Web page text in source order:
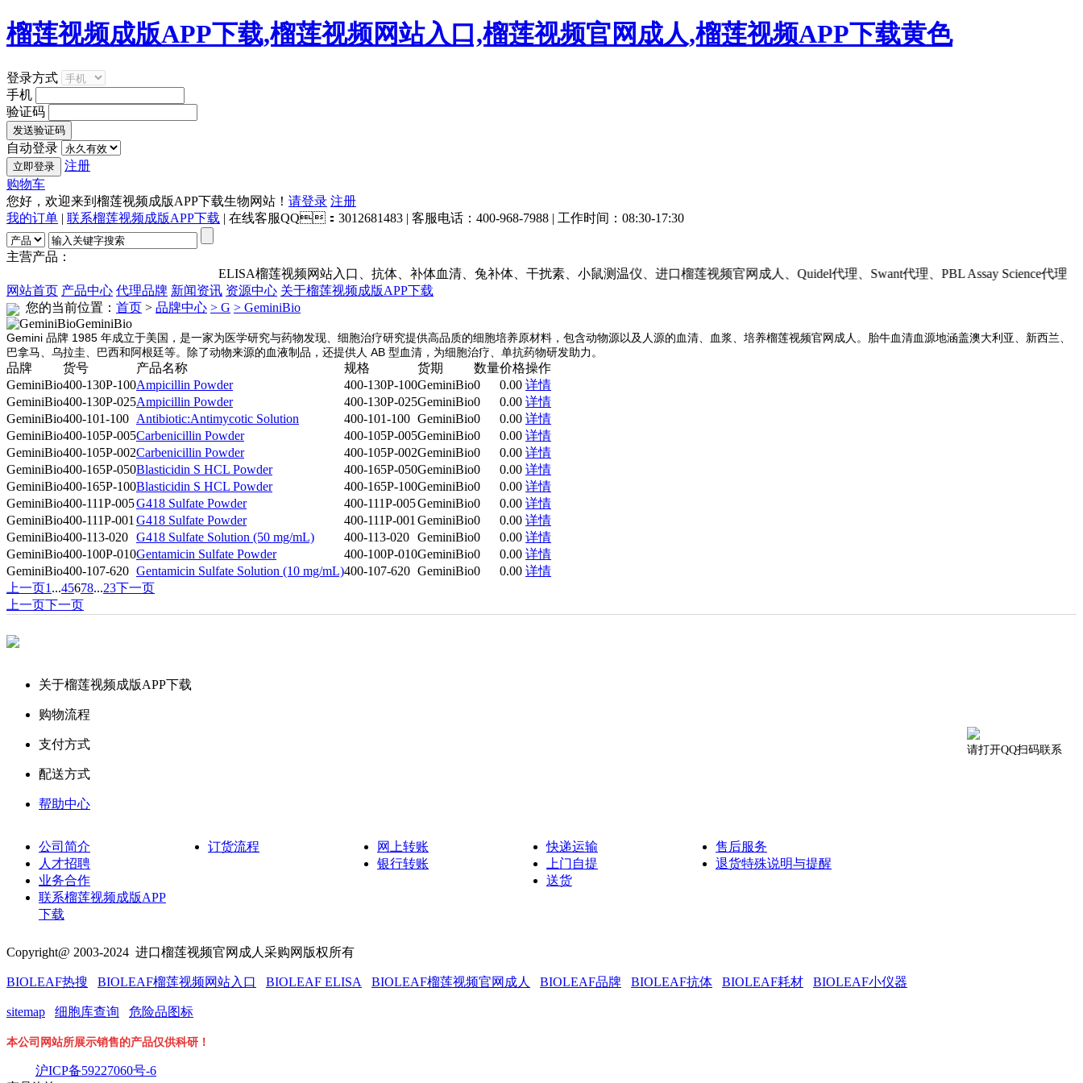
榴莲视频成版APP下载,榴莲视频网站入口,榴莲视频官网成人,榴莲视频APP下载黄色
登录方式
手机
验证码
自动登录
注册
购物车
您好，欢迎来到榴莲视频成版APP下载生物网站！ 请登录 注册
我的订单 | 联系榴莲视频成版APP下载 | 在线客服QQ：3012681483 | 客服电话：400-968-7988 | 工作时间：08:30-17:30
主营产品：
ELISA榴莲视频网站入口、抗体、补体血清、兔补体、干扰素、小鼠测温仪、进口榴莲视频官网成人、Quidel代理、Swant代理、PBL Assay Science代理
网站首页 产品中心 代理品牌 新闻资讯 资源中心 关于榴莲视频成版APP下载
您的当前位置： 首页 > 品牌中心 > G > GeminiBio
GeminiBio
Gemini 品牌 1985 年成立于美国，是一家为医学研究与药物发现、细胞治疗研究提供高品质的细胞培养原材料，包含动物源以及人源的血清、血浆、培养榴莲视频官网成人。胎牛血清血源地涵盖澳大利亚、新西兰、
巴拿马、乌拉圭、巴西和阿根廷等。除了动物来源的血液制品，还提供人 AB 型血清，为细胞治疗、单抗药物研发助力。
品牌 货号 产品名称 规格 货期 数量价格操作
GeminiBio400-130P-100Ampicillin Powder 400-130P-100GeminiBio0 0.00 详情
GeminiBio400-130P-025Ampicillin Powder 400-130P-025GeminiBio0 0.00 详情
GeminiBio400-101-100 Antibiotic:Antimycotic Solution 400-101-100 GeminiBio0 0.00 详情
GeminiBio400-105P-005Carbenicillin Powder 400-105P-005GeminiBio0 0.00 详情
GeminiBio400-105P-002Carbenicillin Powder 400-105P-002GeminiBio0 0.00 详情
GeminiBio400-165P-050Blasticidin S HCL Powder 400-165P-050GeminiBio0 0.00 详情
GeminiBio400-165P-100Blasticidin S HCL Powder 400-165P-100GeminiBio0 0.00 详情
GeminiBio400-111P-005G418 Sulfate Powder 400-111P-005GeminiBio0 0.00 详情
GeminiBio400-111P-001 G418 Sulfate Powder 400-111P-001 GeminiBio0 0.00 详情
GeminiBio400-113-020 G418 Sulfate Solution (50 mg/mL) 400-113-020 GeminiBio0 0.00 详情
GeminiBio400-100P-010Gentamicin Sulfate Powder 400-100P-010GeminiBio0 0.00 详情
GeminiBio400-107-620 Gentamicin Sulfate Solution (10 mg/mL)400-107-620 GeminiBio0 0.00 详情
上一页1 ...45678...23下一页
上一页下一页
关于榴莲视频成版APP下载
购物流程
支付方式
配送方式
帮助中心
公司简介
人才招聘
业务合作
联系榴莲视频成版APP
下载
订货流程
网上转账
银行转账
快递运输
上门自提
送货
售后服务
退货特殊说明与提醒
请打开QQ扫码联系
Copyright@ 2003-2024 进口榴莲视频官网成人采购网 版权所有
BIOLEAF热搜 BIOLEAF榴莲视频网站入口 BIOLEAF ELISA BIOLEAF榴莲视频官网成人 BIOLEAF品牌 BIOLEAF抗体 BIOLEAF耗材 BIOLEAF小仪器
sitemap 细胞库查询 危险品图标
本公司网站所展示销售的产品仅供科研！
沪ICP备59227060号-6